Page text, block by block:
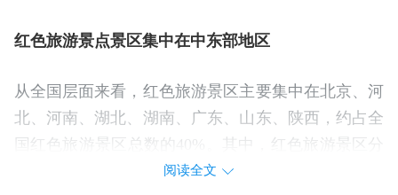
红色旅游景点景区集中在中东部地区
从全国层面来看，红色旅游景区主要集中在北京、河
北、河南、湖北、湖南、广东、山东、陕西，约占全
国红色旅游景区总数的40%。其中，红色旅游景区分
布最多的是北京15个，并列第二为河南、河北、湖南
阅读全文